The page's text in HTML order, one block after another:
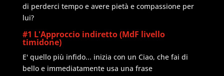
di perderci tempo e avere pietà e compassione per
lui?
#1 L'Approccio indiretto (MdF livello
timidone)
E' quello più infido... inizia con un Ciao, che fai di
bello e immediatamente usa una frase